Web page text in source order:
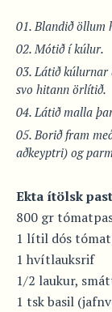
Blandið öllum
Mótið í kúlur.
Látið kúlurnar
svo hitann örlítið.
Látið malla
Borið fram
aðkeyptri) og
Ekta ítölsk
800 gr
1 lítil dós
1 hvítlauksrif
1/2 laukur,
1 tsk basil